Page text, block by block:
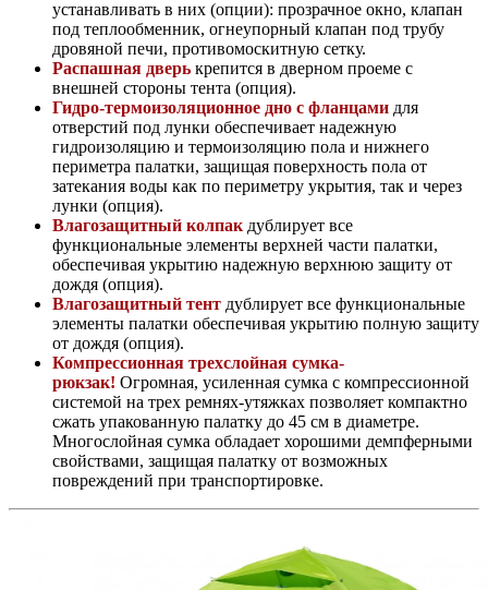
устанавливать в них (опции): прозрачное окно, клапан
под теплообменник, огнеупорный клапан под трубу
дровяной печи, противомоскитную сетку.
Распашная дверь крепится в дверном проеме с
внешней стороны тента (опция).
Гидро-термоизоляционное дно с фланцами для
отверстий под лунки обеспечивает надежную
гидроизоляцию и термоизоляцию пола и нижнего
периметра палатки, защищая поверхность пола от
затекания воды как по периметру укрытия, так и через
лунки (опция).
Влагозащитный колпак дублирует все
функциональные элементы верхней части палатки,
обеспечивая укрытию надежную верхнюю защиту от
дождя (опция).
Влагозащитный тент дублирует все функциональные
элементы палатки обеспечивая укрытию полную защиту
от дождя (опция).
Компрессионная трехслойная сумка-
рюкзак! Огромная, усиленная сумка с компрессионной
системой на трех ремнях-утяжках позволяет компактно
сжать упакованную палатку до 45 см в диаметре.
Многослойная сумка обладает хорошими демпферными
свойствами, защищая палатку от возможных
повреждений при транспортировке.